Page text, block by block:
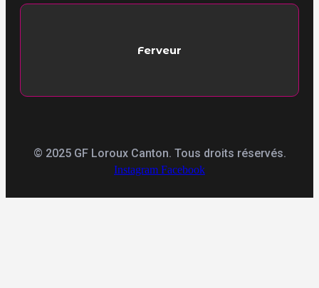
Ferveur
© 2025 GF Loroux Canton. Tous droits réservés.
Instagram Facebook